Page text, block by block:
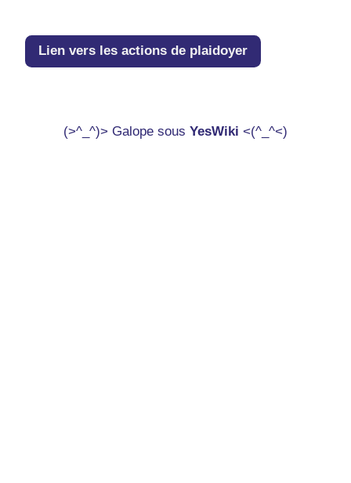
Lien vers les actions de plaidoyer
(>^_^)> Galope sous YesWiki <(^_^<)